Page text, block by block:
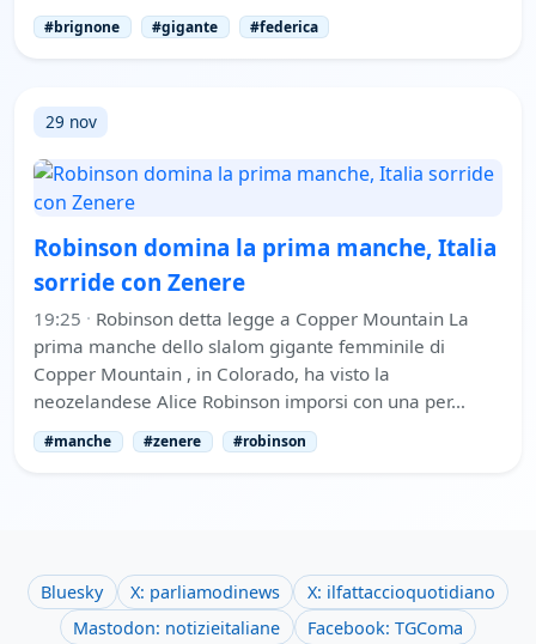
#brignone #gigante #federica
29 nov
Robinson domina la prima manche, Italia
sorride con Zenere
19:25 · Robinson detta legge a Copper Mountain La
prima manche dello slalom gigante femminile di
Copper Mountain , in Colorado, ha visto la
neozelandese Alice Robinson imporsi con una per…
#manche #zenere #robinson
Bluesky X: parliamodinews
X: ilfattaccioquotidiano
Mastodon: notizieitaliane
Facebook: TGComa